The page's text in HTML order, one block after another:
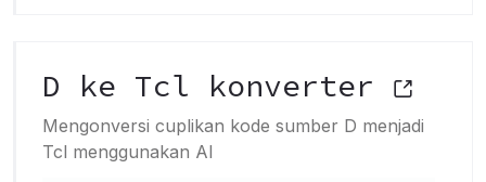
D ke Tcl konverter
Mengonversi cuplikan kode sumber D menjadi
Tcl menggunakan AI